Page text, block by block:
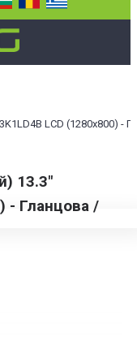
LCD (1280x800) -
13.3"
- Гланцова /